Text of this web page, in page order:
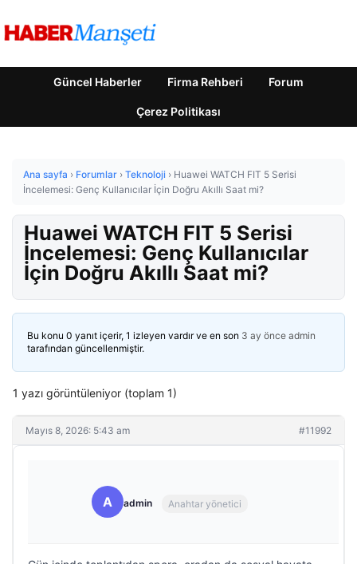
Güncel Haberler Firma Rehberi Forum
Çerez Politikası
Ana sayfa › Forumlar › Teknoloji › Huawei WATCH FIT 5 Serisi
İncelemesi: Genç Kullanıcılar İçin Doğru Akıllı Saat mi?
Huawei WATCH FIT 5 Serisi
İncelemesi: Genç Kullanıcılar
İçin Doğru Akıllı Saat mi?
Bu konu 0 yanıt içerir, 1 izleyen vardır ve en son 3 ay önce admin
tarafından güncellenmiştir.
1 yazı görüntüleniyor (toplam 1)
Mayıs 8, 2026: 5:43 am #11992
A admin Anahtar yönetici